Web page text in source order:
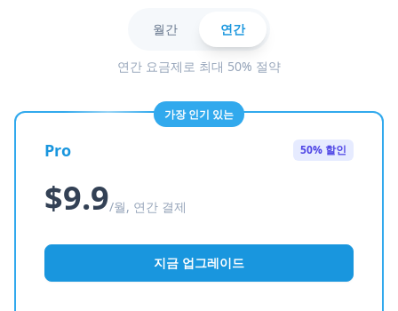
월간 연간
연간 요금제로 최대 50% 절약
가장 인기 있는
Pro 50% 할인
$9.9/월, 연간 결제
지금 업그레이드